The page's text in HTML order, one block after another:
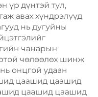
үр дүнтэй тул,
авах хүндрэлүүд
нь дугуйны
чанарын
чөлөөлөх шинж
онцгой удаан
цаашид цаашид
цаашид цаашид